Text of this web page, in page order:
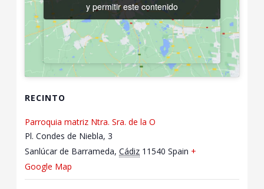
RECINTO
Parroquia matriz Ntra. Sra. de la O
Pl. Condes de Niebla, 3
Sanlúcar de Barrameda, Cádiz 11540 Spain +
Google Map
y permitir este contenido
y permitir este contenido